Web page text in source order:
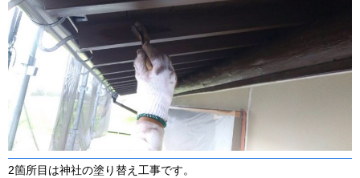
2箇所目は神社の塗り替え工事です。